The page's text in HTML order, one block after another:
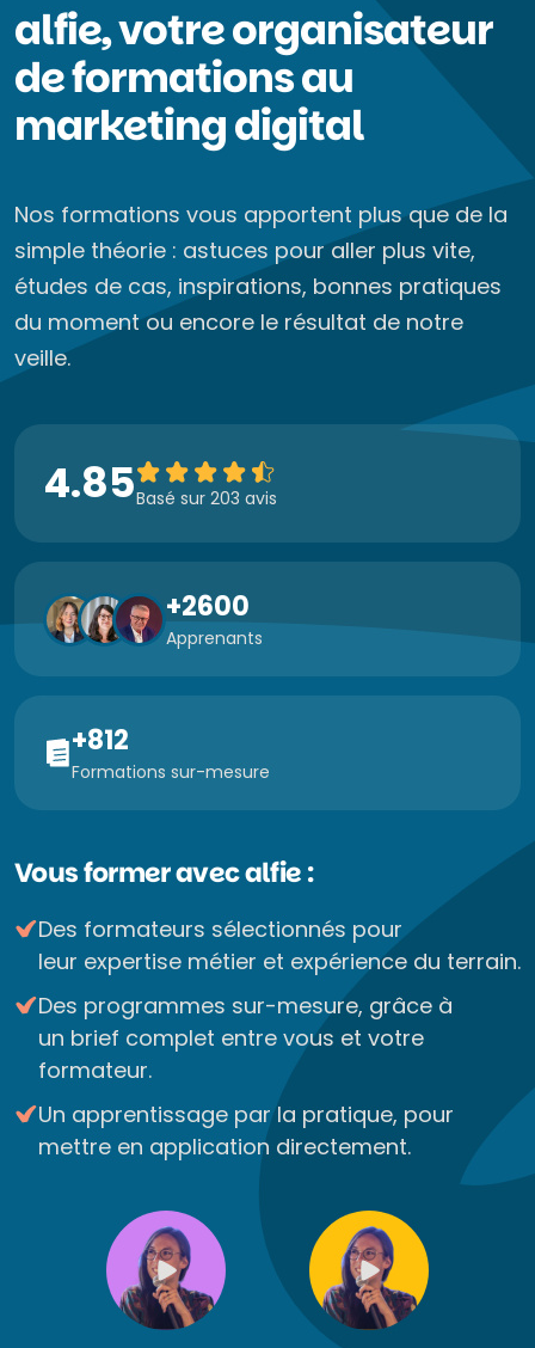
alfie, votre organisateur
de formations au
marketing digital
Nos formations vous apportent plus que de la
simple théorie : astuces pour aller plus vite,
études de cas, inspirations, bonnes pratiques
du moment ou encore le résultat de notre
veille.
4.85Basé sur 203 avis
+2600
Apprenants
+812
Formations sur-mesure
Vous former avec alfie :
Des formateurs sélectionnés pour
leur expertise métier et expérience du terrain.
Des programmes sur-mesure, grâce à
un brief complet entre vous et votre
formateur.
Un apprentissage par la pratique, pour
mettre en application directement.